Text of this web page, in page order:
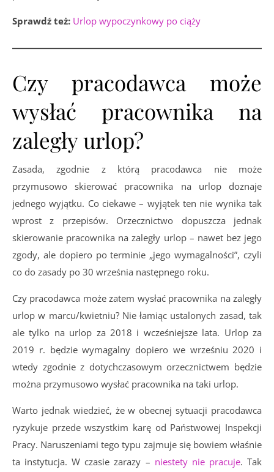
Sprawdź też: Urlop wypoczynkowy po ciąży
Czy pracodawca może
wysłać pracownika na
zaległy urlop?
Zasada, zgodnie z którą pracodawca nie może
przymusowo skierować pracownika na urlop doznaje
jednego wyjątku. Co ciekawe – wyjątek ten nie wynika tak
wprost z przepisów. Orzecznictwo dopuszcza jednak
skierowanie pracownika na zaległy urlop – nawet bez jego
zgody, ale dopiero po terminie „jego wymagalności”, czyli
co do zasady po 30 września następnego roku.
Czy pracodawca może zatem wysłać pracownika na zaległy
urlop w marcu/kwietniu? Nie łamiąc ustalonych zasad, tak
ale tylko na urlop za 2018 i wcześniejsze lata. Urlop za
2019 r. będzie wymagalny dopiero we wrześniu 2020 i
wtedy zgodnie z dotychczasowym orzecznictwem będzie
można przymusowo wysłać pracownika na taki urlop.
Warto jednak wiedzieć, że w obecnej sytuacji pracodawca
ryzykuje przede wszystkim karę od Państwowej Inspekcji
Pracy. Naruszeniami tego typu zajmuje się bowiem właśnie
ta instytucja. W czasie zarazy – niestety nie pracuje. Tak